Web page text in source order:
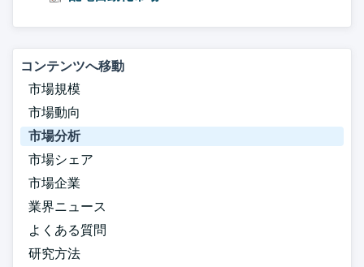
コンテンツへ移動
市場規模
市場動向
市場分析
市場シェア
市場企業
業界ニュース
よくある質問
研究方法